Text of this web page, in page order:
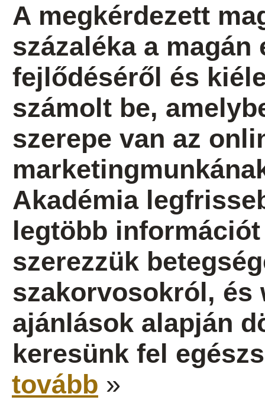
A megkérdezett
százaléka a
fejlődéséről és
számolt be,
szerepe van az
Akadémia
legtöbb
szerezzük
szakorvosokról, és
ajánlások alapján
keresünk fel
tovább »